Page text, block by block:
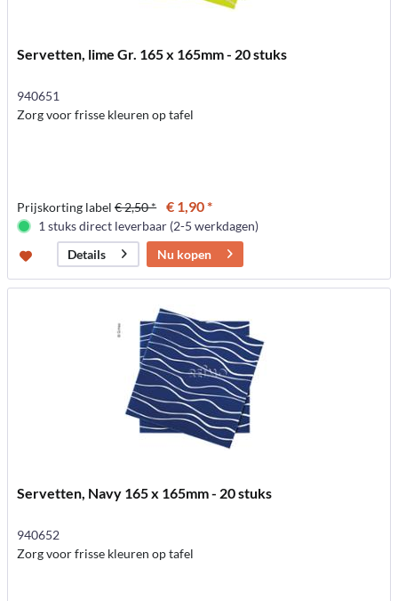
Servetten, lime Gr. 165 x 165mm - 20 stuks
940651
Zorg voor frisse kleuren op tafel
Prijskorting label€ 2,50 * € 1,90 *
1 stuks direct leverbaar (2-5 werkdagen)
Details
Nu kopen
Servetten, Navy 165 x 165mm - 20 stuks
940652
Zorg voor frisse kleuren op tafel